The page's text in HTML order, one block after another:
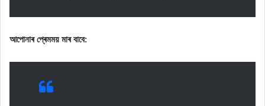
আপোনাৰ প্ৰেমময় মাৰ বাবে: